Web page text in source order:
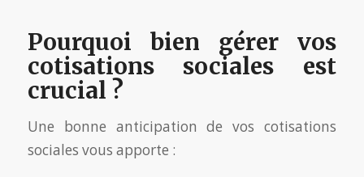
Pourquoi bien gérer vos
cotisations sociales est
crucial ?
Une bonne anticipation de vos cotisations
sociales vous apporte :